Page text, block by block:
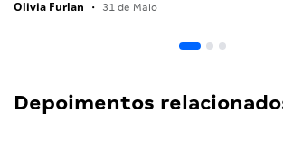
Olivia Furlan • 31 de Maio
Depoimentos